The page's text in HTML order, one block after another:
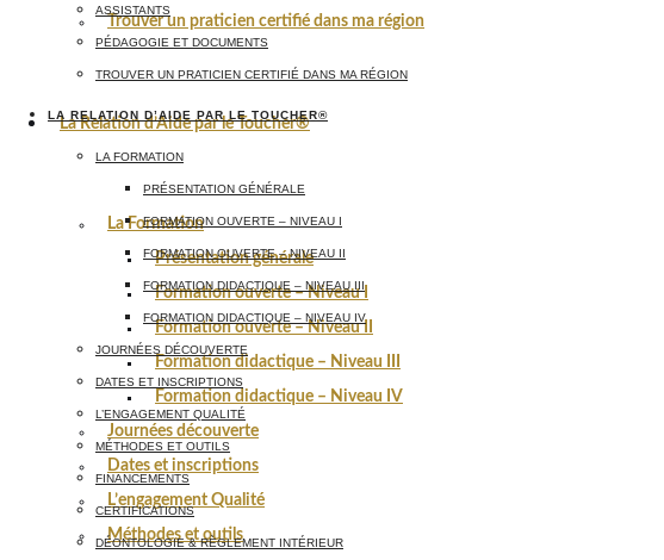
Trouver un praticien certifié dans ma région
La Relation d’Aide par le Toucher®
La Formation
Présentation générale
Formation ouverte – Niveau I
Formation ouverte – Niveau II
Formation didactique – Niveau III
Formation didactique – Niveau IV
Journées découverte
Dates et inscriptions
L’engagement Qualité
Méthodes et outils
ASSISTANTS
PÉDAGOGIE ET DOCUMENTS
TROUVER UN PRATICIEN CERTIFIÉ DANS MA RÉGION
LA RELATION D’AIDE PAR LE TOUCHER®
LA FORMATION
PRÉSENTATION GÉNÉRALE
FORMATION OUVERTE – NIVEAU I
FORMATION OUVERTE – NIVEAU II
FORMATION DIDACTIQUE – NIVEAU III
FORMATION DIDACTIQUE – NIVEAU IV
JOURNÉES DÉCOUVERTE
DATES ET INSCRIPTIONS
L’ENGAGEMENT QUALITÉ
MÉTHODES ET OUTILS
FINANCEMENTS
CERTIFICATIONS
DÉONTOLOGIE & RÈGLEMENT INTÉRIEUR